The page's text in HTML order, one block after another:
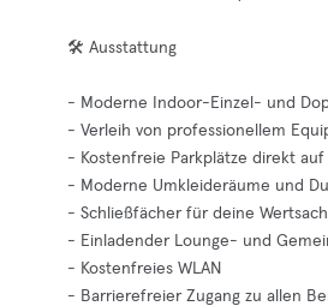
🛠️ Ausstattung
- Moderne Indoor-Einzel- und
- Verleih von professionellem
- Kostenfreie Parkplätze direkt auf
- Moderne Umkleideräume und
- Schließfächer für deine
- Einladender Lounge- und
- Kostenfreies WLAN
- Barrierefreier Zugang zu allen